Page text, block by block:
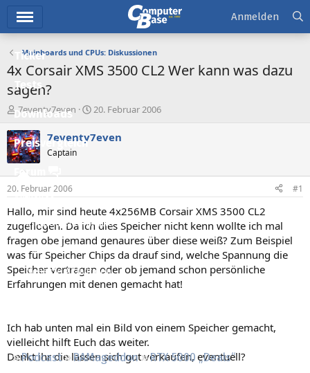
Ticker
Tests
Downloads
Preisvergleich
Forum
Aktuelles
Empfohlene Inhalte
Neue Beiträge
Neueste Aktivitäten
Podcast RAMageddon
RTX 5000 „Deals“
Anmelden
Mainboards und CPUs: Diskussionen
4x Corsair XMS 3500 CL2 Wer kann was dazu
sagen?
E
r
s
t
e
e
r
7eventy7even
E
s
t
a
20. Februar 2006
7eventy7even
Captain
20. Februar 2006 #1
Hallo, mir sind heute 4x256MB Corsair XMS 3500 CL2
zugeflogen. Da ich dies Speicher nicht kenn wollte ich mal
fragen obe jemand genaures über diese weiß? Zum Beispiel
was für Speicher Chips da drauf sind, welche Spannung die
Speicher vertragen oder ob jemand schon persönliche
Erfahrungen mit denen gemacht hat!
Ich hab unten mal ein Bild von einem Speicher gemacht,
vielleicht hilft Euch das weiter.
Denkt ihr die lassen sich gut verkaufen, eventuell?